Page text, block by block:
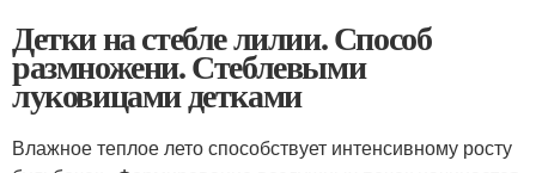
Детки на стебле лилии. Способ
размножени. Стеблевыми
луковицами детками
Влажное теплое лето способствует интенсивному росту